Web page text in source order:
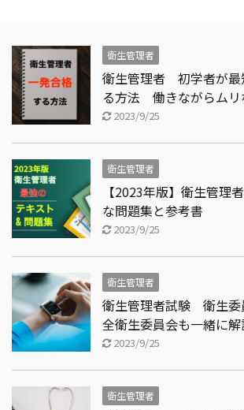
衛生管理者
衛生管理者 初学者が最
る方法 働きながらムリ
2023/9/25
衛生管理者
【2023年版】衛生管
な問題集と参考書
2023/9/25
衛生管理者
衛生管理者試験 衛生委
全衛生委員会も一緒に
2023/9/25
衛生管理者